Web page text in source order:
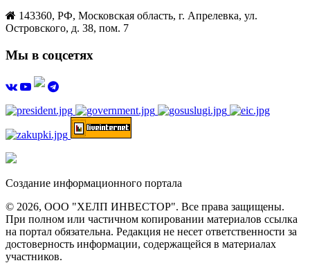
143360, РФ, Московская область, г. Апрелевка, ул.
Островского, д. 38, пом. 7
Мы в соцсетях
Создание информационного портала
© 2026, ООО "ХЕЛП ИНВЕСТОР". Все права защищены.
При полном или частичном копировании материалов ссылка
на портал обязательна. Редакция не несет ответственности за
достоверность информации, содержащейся в материалах
участников.